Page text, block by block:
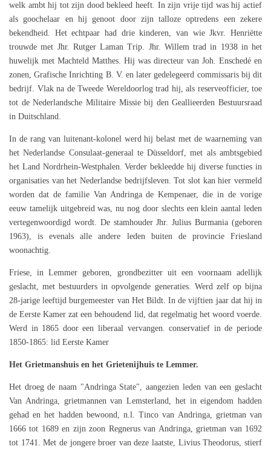
welk ambt hij tot zijn dood bekleed heeft. In zijn vrije tijd was hij actief
als goochelaar en hij genoot door zijn talloze optredens een zekere
bekendheid. Het echtpaar had drie kinderen, van wie Jkvr. Henriëtte
trouwde met Jhr. Rutger Laman Trip. Jhr. Willem trad in 1938 in het
huwelijk met Machteld Matthes. Hij was directeur van Joh. Enschedé en
zonen, Grafische Inrichting B. V. en later gedelegeerd commissaris bij dit
bedrijf. Vlak na de Tweede Wereldoorlog trad hij, als reserveofficier, toe
tot de Nederlandsche Militaire Missie bij den Geallieerden Bestuursraad
in Duitschland.
In de rang van luitenant-kolonel werd hij belast met de waarneming van
het Nederlandse Consulaat-generaal te Düsseldorf, met als ambtsgebied
het Land Nordrhein-Westphalen. Verder bekleedde hij diverse functies in
organisaties van het Nederlandse bedrijfsleven. Tot slot kan hier vermeld
worden dat de familie Van Andringa de Kempenaer, die in de vorige
eeuw tamelijk uitgebreid was, nu nog door slechts een klein aantal leden
vertegenwoordigd wordt. De stamhouder Jhr. Julius Burmania (geboren
1963), is evenals alle andere leden buiten de provincie Friesland
woonachtig.
Friese, in Lemmer geboren, grondbezitter uit een voornaam adellijk
geslacht, met bestuurders in opvolgende generaties. Werd zelf op bijna
28-jarige leeftijd burgemeester van Het Bildt. In de vijftien jaar dat hij in
de Eerste Kamer zat een behoudend lid, dat regelmatig het woord voerde.
Werd in 1865 door een liberaal vervangen. conservatief in de periode
1850-1865: lid Eerste Kamer
Het Grietmanshuis en het Grietenijhuis te Lemmer.
Het droeg de naam "Andringa State", aangezien leden van een geslacht
Van Andringa, grietmannen van Lemsterland, het in eigendom hadden
gehad en het hadden bewoond, n.l. Tinco van Andringa, grietman van
1666 tot 1689 en zijn zoon Regnerus van Andringa, grietman van 1692
tot 1741. Met de jongere broer van deze laatste, Livius Theodorus, stierf